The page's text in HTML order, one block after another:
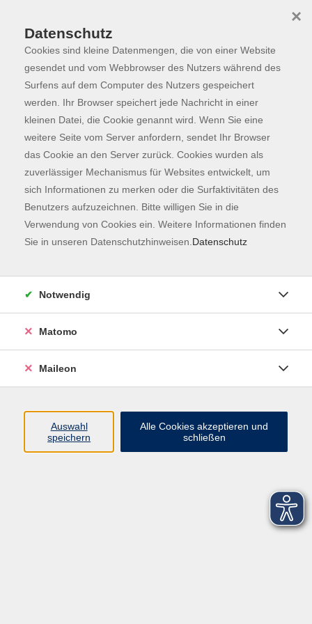
Skip to main content
Programm
Der Kurs konnte nicht gefunden werden.
Kontaktformular
Impressum
AGB
Datenschutzerklärung
Datenschutz
Cookies sind kleine Datenmengen, die von einer Website
gesendet und vom Webbrowser des Nutzers während des
Surfens auf dem Computer des Nutzers gespeichert
werden. Ihr Browser speichert jede Nachricht in einer
kleinen Datei, die Cookie genannt wird. Wenn Sie eine
weitere Seite vom Server anfordern, sendet Ihr Browser
das Cookie an den Server zurück. Cookies wurden als
zuverlässiger Mechanismus für Websites entwickelt, um
sich Informationen zu merken oder die Surfaktivitäten des
Benutzers aufzuzeichnen. Bitte willigen Sie in die
Verwendung von Cookies ein. Weitere Informationen finden
Sie in unseren Datenschutzhinweisen. Datenschutz
×
Notwendig
Matomo
Maileon
Auswahl
speichern
Alle Cookies akzeptieren und
schließen